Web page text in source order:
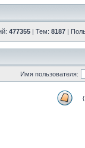
477355 | Тем: 8187 |
Имя пользователя: